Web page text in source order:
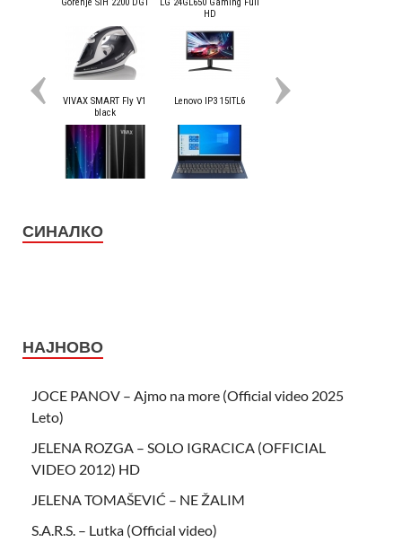
СИНАЛКО
НАЈНОВО
JOCE PANOV – Ajmo na more (Official video 2025
Leto)
JELENA ROZGA – SOLO IGRACICA (OFFICIAL
VIDEO 2012) HD
JELENA TOMAŠEVIĆ – NE ŽALIM
S.A.R.S. – Lutka (Official video)